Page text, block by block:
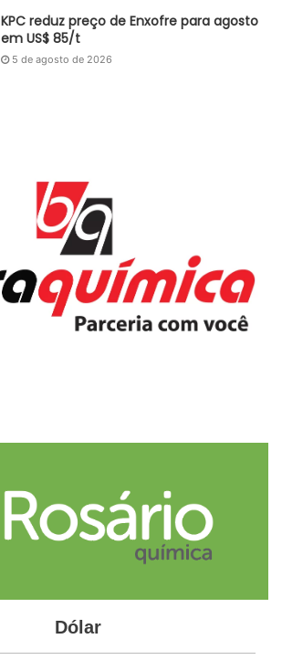
KPC reduz preço de Enxofre para agosto
em US$ 85/t
5 de agosto de 2026